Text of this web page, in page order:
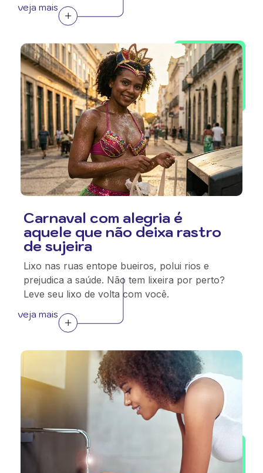
veja mais
Carnaval com alegria é
aquele que não deixa rastro
de sujeira
Lixo nas ruas entope bueiros, polui rios e
prejudica a saúde. Não tem lixeira por perto?
Leve seu lixo de volta com você.
veja mais